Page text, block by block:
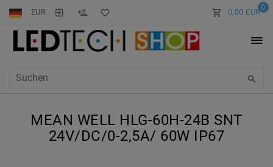
EUR 0
0,00 EUR
MEAN WELL HLG-60H-24B SNT
24V/DC/0-2,5A/ 60W IP67